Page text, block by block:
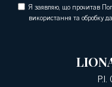
Я заявляю, що прочитав
використання та обробку